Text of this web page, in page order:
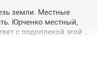
земли. Местные
Юрченко местный,
с подоплекой этой